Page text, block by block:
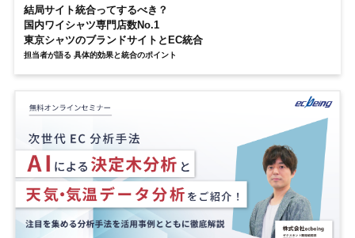
結局サイト統合ってするべき？
国内ワイシャツ専門店数No.1
東京シャツのブランドサイトとEC統合
担当者が語る 具体的効果と統合のポイント